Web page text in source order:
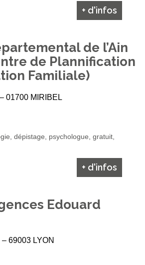
+ d'infos
de l’Ain
de Plannification
Familiale)
01700 MIRIBEL
dépistage, psychologue, gratuit,
+ d'infos
Edouard
69003 LYON